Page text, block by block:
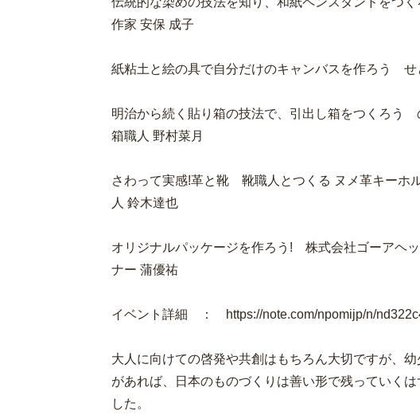
作家 安保 成子
紙粘土と絵の具で自分だけのキャンバスを作ろう
明治から続く貼り箱の技法で、引出し箱をつくろう
箱職人 野村菜月
さわって実感!革と靴 靴職人とつくる ヌメ革キー
人 鈴木達也
オリジナルパッケージを作ろう! 株式会社ゴーアヘ
ナー 蒲優祐
イベント詳細 ： https://note.com/npomijp/n/
大人に向けての啓発や共創はもちろん大切ですが、
があれば、日本のものづくりは善い形で残っていく
した。